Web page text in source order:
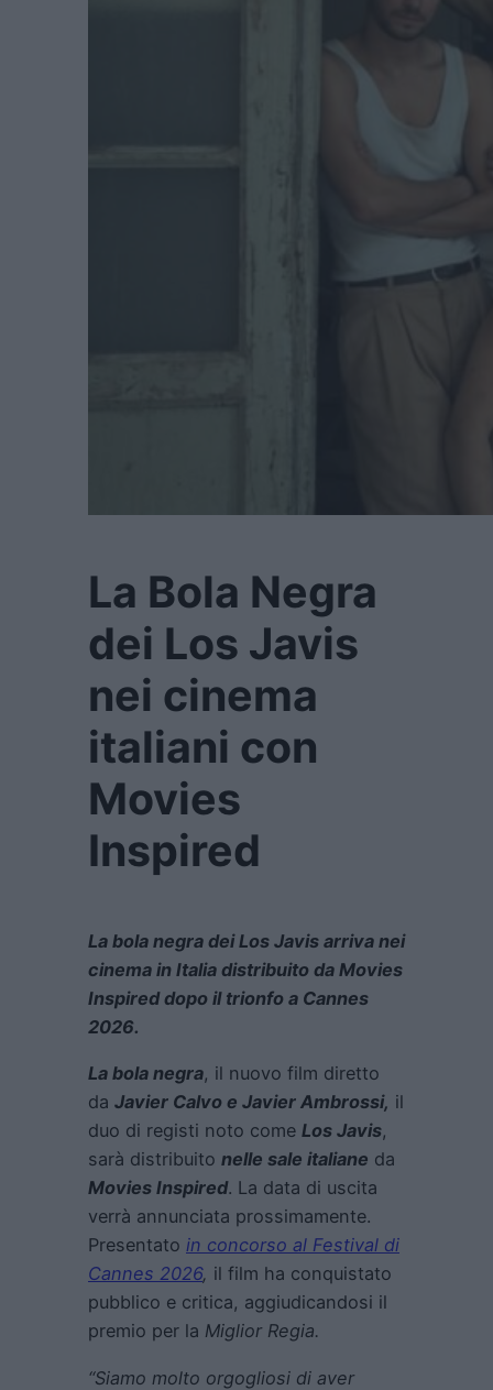
La Bola Negra
dei Los Javis
nei cinema
italiani con
Movies
Inspired
La bola negra dei Los Javis arriva nei
cinema in Italia distribuito da Movies
Inspired dopo il trionfo a Cannes
2026.
La bola negra, il nuovo film diretto
da Javier Calvo e Javier Ambrossi, il
duo di registi noto come Los Javis,
sarà distribuito nelle sale italiane da
Movies Inspired. La data di uscita
verrà annunciata prossimamente.
Presentato in concorso al Festival di
Cannes 2026, il film ha conquistato
pubblico e critica, aggiudicandosi il
premio per la Miglior Regia.
“Siamo molto orgogliosi di aver